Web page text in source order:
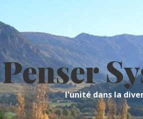
Penser
l'unité dans la